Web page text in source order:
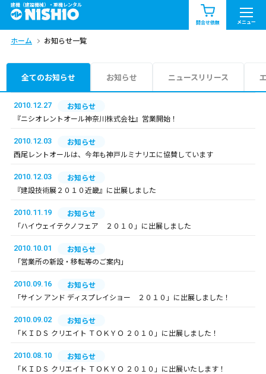
建機（建設機械）・重機レンタル
問合せ依頼 メニュー
商品一覧 お知らせ一覧
問合せ依頼リスト
エリア情報を見る
ホーム お知らせ一覧
全てのお知らせ お知らせ ニュースリリース
2010.12.27
お知らせ
『ニシオレントオール神奈川株式会社』営業開始！
2010.12.03
お知らせ
西尾レントオールは、今年も神戸ルミナリエに協賛しています
2010.12.03
お知らせ
『建設技術展２０１０近畿』に出展しました
2010.11.19
お知らせ
「ハイウェイテクノフェア ２０１０」に出展しました
2010.10.01
お知らせ
「営業所の新設・移転等のご案内」
2010.09.16
お知らせ
「サイン アンド ディスプレイショー ２０１０」に出展しました！
2010.09.02
お知らせ
「ＫＩＤＳ クリエイト ＴＯＫＹＯ ２０１０」に出展しました！
2010.08.10
お知らせ
「ＫＩＤＳ クリエイト ＴＯＫＹＯ ２０１０」に出展いたします！